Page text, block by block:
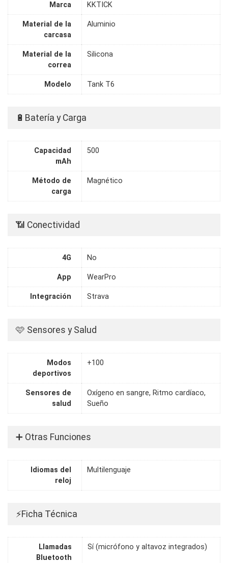
Marca KKTICK
Material de la
carcasa
Aluminio
Material de la
correa
Silicona
Modelo Tank T6
🔋Batería y Carga
Capacidad
mAh
500
Método de
carga
Magnético
📶 Conectividad
4G No
App WearPro
Integración Strava
🩷 Sensores y Salud
Modos
deportivos
+100
Sensores de
salud
Oxígeno en sangre, Ritmo cardíaco,
Sueño
➕ Otras Funciones
Idiomas del
reloj
Multilenguaje
⚡Ficha Técnica
Llamadas
Bluetooth
Sí (micrófono y altavoz integrados)